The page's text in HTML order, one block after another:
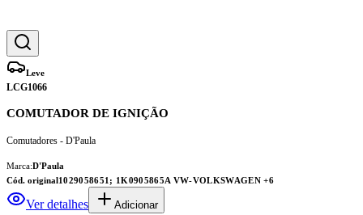
Leve
LCG1066
COMUTADOR DE IGNIÇÃO
Comutadores - D'Paula
Marca:D'Paula
Cód. original1029058651; 1K0905865A VW-VOLKSWAGEN+6
Ver detalhes Adicionar